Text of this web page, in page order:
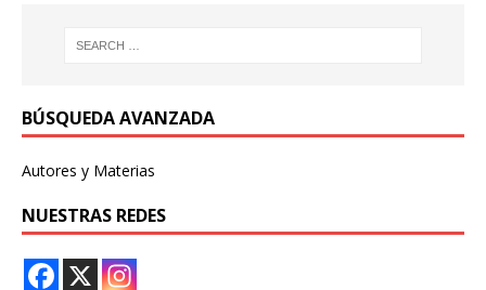
BÚSQUEDA AVANZADA
Autores y Materias
NUESTRAS REDES